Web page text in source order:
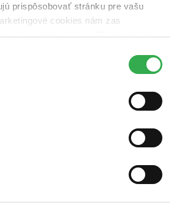
prispôsobovať stránku pre vašu
cookies nám zas
relevantnej reklamy. Niektoré údaje
všetky tieto cookies. Ďakujeme!